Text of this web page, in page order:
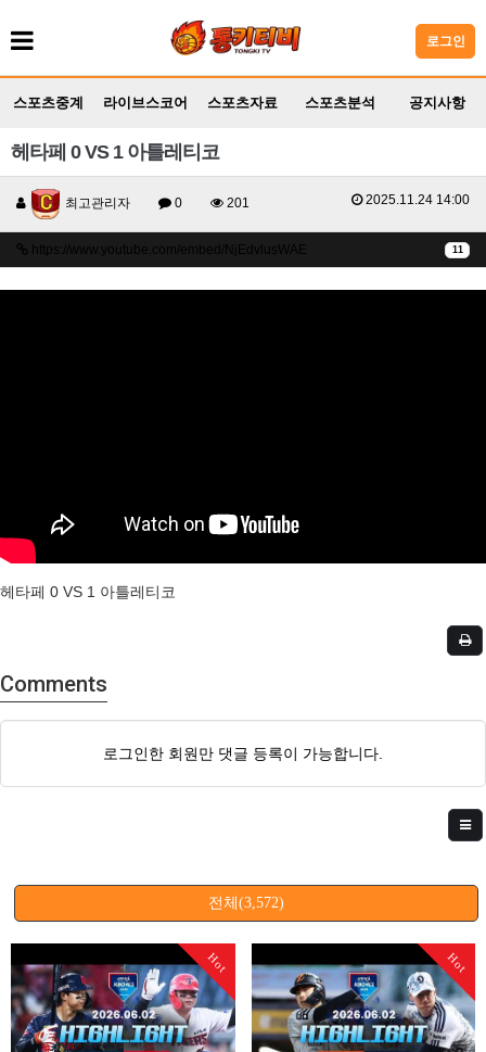
로그인
스포츠중계 라이브스코어 스포츠자료 스포츠분석 공지사항
헤타페 0 VS 1 아틀레티코
최고관리자 0 201 2025.11.24 14:00
11
https://www.youtube.com/embed/NjEdvlusWAE
헤타페 0 VS 1 아틀레티코
Comments
로그인한 회원만 댓글 등록이 가능합니다.
전체(3,572)
Hot Hot